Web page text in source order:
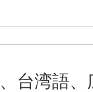
台湾語、